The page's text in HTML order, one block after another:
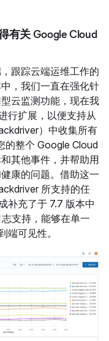
有关 Google Cloud
跟踪云端运维工作的
，我们一直在强化针
云监测功能，现在我
行扩展，以便支持从
）中收集所有
的整个 Google Cloud
其他事件，并帮助用
康的问题。借助这一
所支持的任
补充了于 7.7 版本中
支持，能够在单一
端可见性。